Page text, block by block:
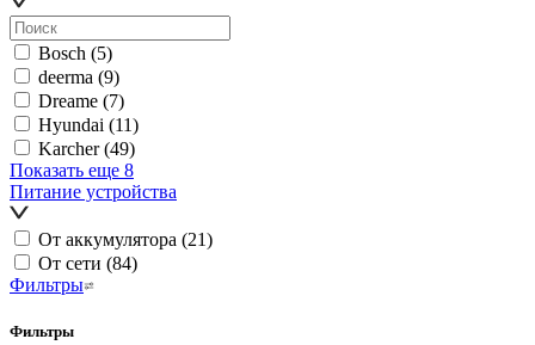
Bosch (5)
deerma (9)
Dreame (7)
Hyundai (11)
Karcher (49)
Показать еще 8
Питание устройства
От аккумулятора (21)
От сети (84)
Фильтры
Фильтры